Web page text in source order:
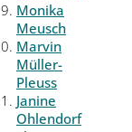
Monika
Meusch
Marvin
Müller-
Pleuss
Janine
Ohlendorf